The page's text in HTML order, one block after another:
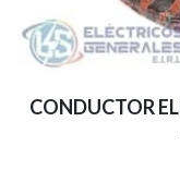
CONDUCTOR